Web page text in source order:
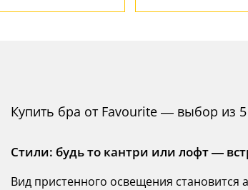
Купить бра от Favourite — выбор из
Стили: будь то кантри или лофт —
Вид пристенного освещения